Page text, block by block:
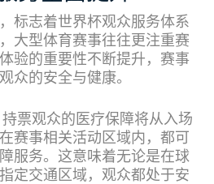
标志着世界杯观众服务体系
大型体育赛事往往更注重赛
验的重要性不断提升，赛事
众的安全与健康。
票观众的医疗保障将从入场
赛事相关活动区域内，都可
服务。这意味着无论是在球
定交通区域，观众都处于安